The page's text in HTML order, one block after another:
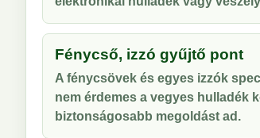
Fénycső, izzó gyűjtő pont
A fénycsövek és egyes izzók
nem érdemes a vegyes hulladék
biztonságosabb megoldást ad.